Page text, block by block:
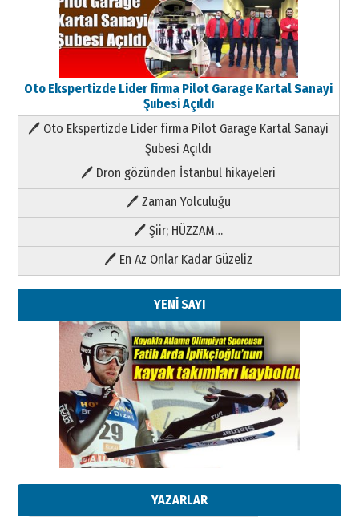
Oto Ekspertizde Lider firma Pilot Garage Kartal Sanayi
Şubesi Açıldı
🖊 Oto Ekspertizde Lider firma Pilot Garage Kartal Sanayi
Şubesi Açıldı
🖊 Dron gözünden İstanbul hikayeleri
🖊 Zaman Yolculuğu
🖊 Şiir; HÜZZAM…
🖊 En Az Onlar Kadar Güzeliz
YENİ SAYI
YAZARLAR
Kenan GÜLERCİ
Metin Külünk: Aileyi Korumak
11 Mayıs 2026 Pazartesi